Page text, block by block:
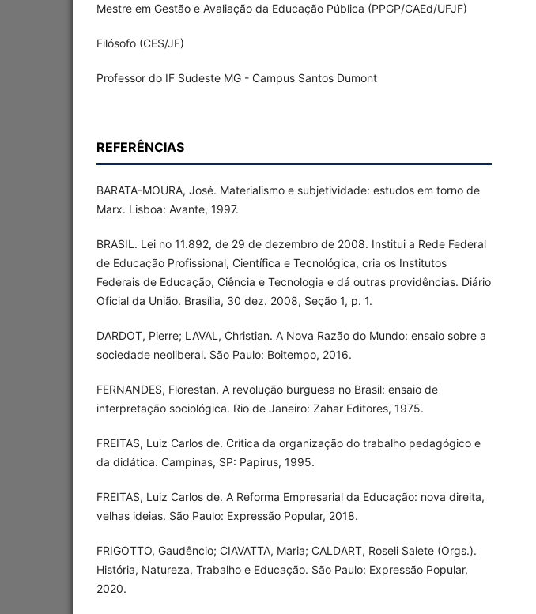
Mestre em Gestão e Avaliação da Educação Pública (PPGP/CAEd/UFJF)
Filósofo (CES/JF)
Professor do IF Sudeste MG - Campus Santos Dumont
REFERÊNCIAS
BARATA-MOURA, José. Materialismo e subjetividade: estudos em torno de
Marx. Lisboa: Avante, 1997.
BRASIL. Lei no 11.892, de 29 de dezembro de 2008. Institui a Rede Federal
de Educação Profissional, Científica e Tecnológica, cria os Institutos
Federais de Educação, Ciência e Tecnologia e dá outras providências. Diário
Oficial da União. Brasília, 30 dez. 2008, Seção 1, p. 1.
DARDOT, Pierre; LAVAL, Christian. A Nova Razão do Mundo: ensaio sobre a
sociedade neoliberal. São Paulo: Boitempo, 2016.
FERNANDES, Florestan. A revolução burguesa no Brasil: ensaio de
interpretação sociológica. Rio de Janeiro: Zahar Editores, 1975.
FREITAS, Luiz Carlos de. Crítica da organização do trabalho pedagógico e
da didática. Campinas, SP: Papirus, 1995.
FREITAS, Luiz Carlos de. A Reforma Empresarial da Educação: nova direita,
velhas ideias. São Paulo: Expressão Popular, 2018.
FRIGOTTO, Gaudêncio; CIAVATTA, Maria; CALDART, Roseli Salete (Orgs.).
História, Natureza, Trabalho e Educação. São Paulo: Expressão Popular,
2020.